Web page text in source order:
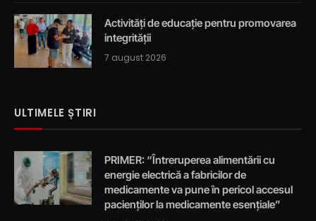
Activități de educație pentru promovarea
integrității
7 august 2026
ULTIMELE ȘTIRI
PRIMER: “Întreruperea alimentării cu
energie electrică a fabricilor de
medicamente va pune în pericol accesul
pacienților la medicamente esențiale”